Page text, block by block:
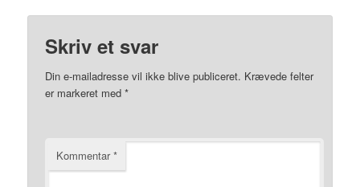
Skriv et svar
Din e-mailadresse vil ikke blive publiceret. Krævede felter
er markeret med*
Kommentar*